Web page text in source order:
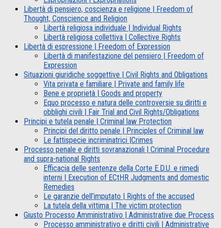
Libertà di pensiero, coscienza e religione | Freedom of
Thought, Conscience and Religion
Libertà religiosa individuale | Individual Rights
Libertà religiosa collettiva | Collective Rights
Libertà di espressione | Freedom of Expression
Libertà di manifestazione del pensiero | Freedom of
Expression
Situazioni giuridiche soggettive | Civil Rights and Obligations
Vita privata e familiare | Private and family life
Bene e proprietà | Goods and property
Equo processo e natura delle controversie su diritti e
obblighi civili | Fair Trial and Civil Rights/Obligations
Principi e tutela penale | Criminal law Protection
Principi del diritto penale | Principles of Criminal law
Le fattispecie incriminatrici |Crimes
Processo penale e diritti sovranazionali | Criminal Procedure
and supra-national Rights
Efficacia delle sentenze della Corte E.D.U. e rimedi
interni | Execution of ECtHR Judgments and domestic
Remedies
Le garanzie dell’imputato | Rights of the accused
La tutela della vittima | The victim protection
Giusto Processo Amministrativo | Administrative due Process
Processo amministrativo e diritti civili | Administrative